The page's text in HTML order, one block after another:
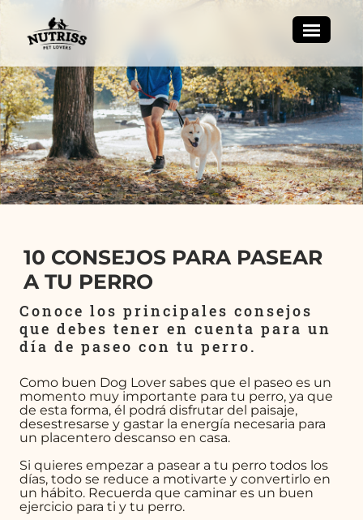
10 CONSEJOS PARA PASEAR
A TU PERRO
Conoce los principales consejos
que debes tener en cuenta para un
día de paseo con tu perro.
Como buen Dog Lover sabes que el paseo es un
momento muy importante para tu perro, ya que
de esta forma, él podrá disfrutar del paisaje,
desestresarse y gastar la energía necesaria para
un placentero descanso en casa.
Si quieres empezar a pasear a tu perro todos los
días, todo se reduce a motivarte y convertirlo en
un hábito. Recuerda que caminar es un buen
ejercicio para ti y tu perro.